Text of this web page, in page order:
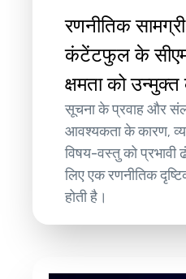
रणनीतिक
कंटेंटफुल के
क्षमता को
सूचना के प्रवाह और
आवश्यकता के कारण,
विषय-वस्तु को
लिए एक रणनीतिक
होती है।